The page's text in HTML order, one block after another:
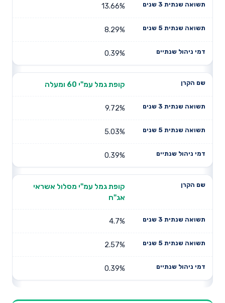
13.66%
8.29%
0.39%
קופת גמל עמ"י 60 ומעלה
9.72%
5.03%
0.39%
קופת גמל עמ"י מסלול אשראי
אג"ח
4.7%
2.57%
0.39%